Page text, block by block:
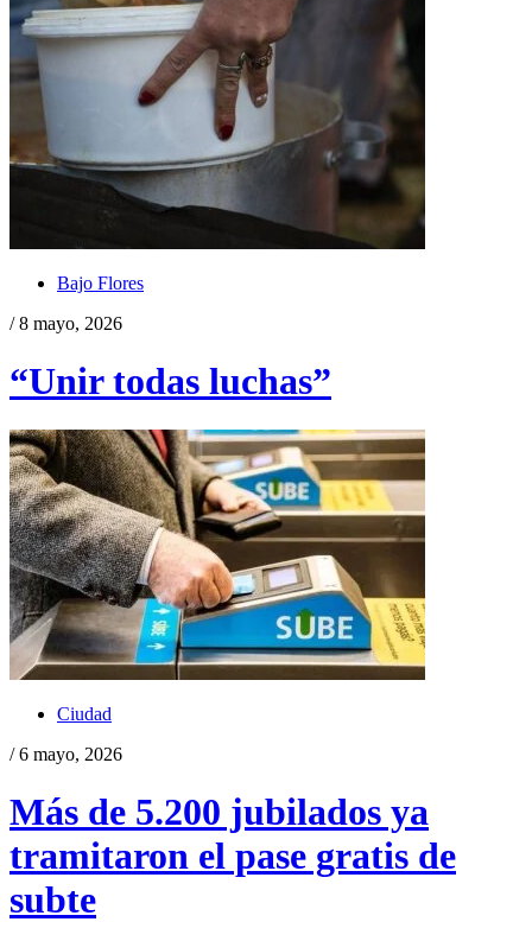
Bajo Flores
/ 8 mayo, 2026
“Unir todas luchas”
Ciudad
/ 6 mayo, 2026
Más de 5.200 jubilados ya
tramitaron el pase gratis de
subte